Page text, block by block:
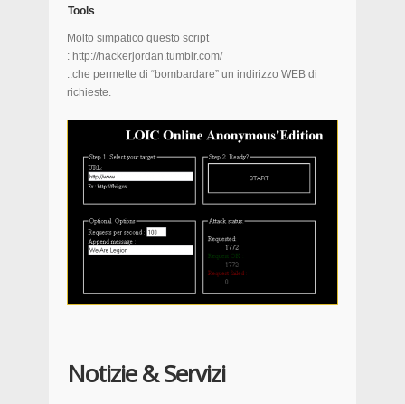
Tools
Molto simpatico questo script
: http://hackerjordan.tumblr.com/
..che permette di “bombardare” un indirizzo WEB di
richieste.
Notizie & Servizi